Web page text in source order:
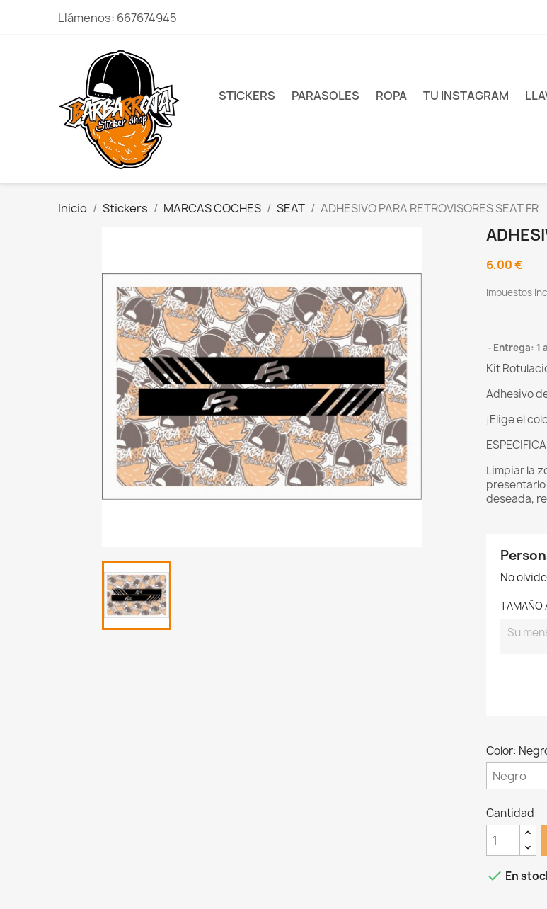
Llámenos: 667674945
STICKERS PARASOLES ROPA TU INSTAGRAM
Inicio Stickers MARCAS COCHES SEAT ADHESIVO PARA RETROVISORES SEAT FR
6,00 €
Impuestos
Entrega: 1
Kit
Adhesivo
¡Elige el
Limpiar la
presentarlo
deseada,
No
TAMAÑO
Color:
Cantidad
 En